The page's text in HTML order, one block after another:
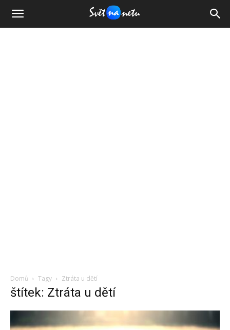
Domů Tagy Ztráta u dětí
štítek: Ztráta u dětí